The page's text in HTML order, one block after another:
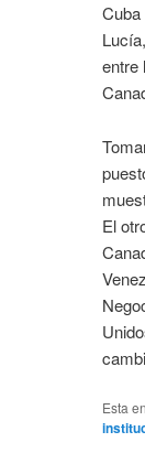
Cuba
entre
El
Esta